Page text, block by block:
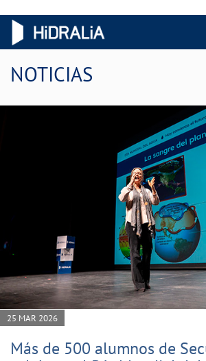
NOTICIAS
25 MAR 2026
Más de 500 alumnos de